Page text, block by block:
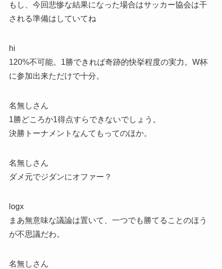
もし、今回悲惨な結果になった場合はサッカー協会は干
される準備はしていてね
hi
120%不可能。1勝できれば奇跡的快挙程度の実力。W杯
に参加出来ただけで十分。
名無しさん
1勝どころか1得点すらできないでしょう。
決勝トーナメントなんてもってのほか。
名無しさん
ダメ元でジダンにオファー？
logx
まあ無意味な議論は置いて、一つでも勝てることのほう
が不思議だわ。
名無しさん